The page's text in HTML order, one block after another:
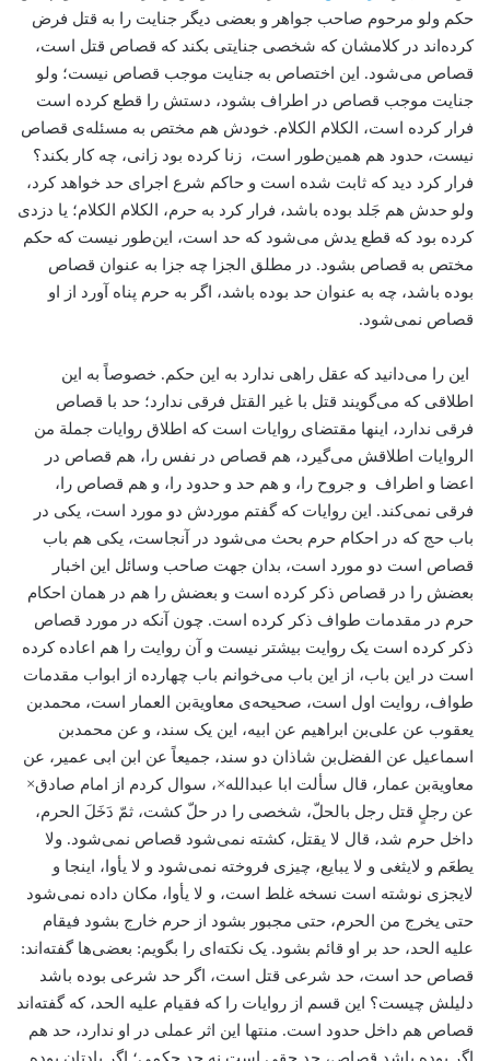
حکم ولو مرحوم صاحب جواهر و بعضی دیگر جنایت را به قتل فرض
کرده‌اند در کلامشان که شخصی جنایتی بکند که قصاص قتل است،
قصاص می‌شود. این اختصاص به جنایت موجب قصاص نیست؛ ولو
جنایت موجب قصاص در اطراف بشود، دستش را قطع کرده است
فرار کرده است، الکلام الکلام. خودش هم مختص به مسئله‌ی قصاص
نیست، حدود هم همین‌طور است، زنا کرده بود زانی، چه کار بکند؟
فرار کرد دید که ثابت شده است و حاکم شرع اجرای حد خواهد کرد،
ولو حدش هم جَلد بوده باشد، فرار کرد به حرم، الکلام الکلام؛ یا دزدی
کرده بود که قطع یدش می‌شود که حد است، این‌طور نیست که حکم
مختص به قصاص بشود. در مطلق الجزا چه جزا به عنوان قصاص
بوده باشد، چه به عنوان حد بوده باشد، اگر به حرم پناه آورد از او
قصاص نمی‌شود.
این را می‌دانید که عقل راهی ندارد به این حکم. خصوصاً به این
اطلاقی که می‌گویند قتل با غیر القتل فرقی ندارد؛ حد با قصاص
فرقی ندارد، اینها مقتضای روایات است که اطلاق روایات جملة من
الروایات اطلاقش می‌گیرد، هم قصاص در نفس را، هم قصاص در
اعضا و اطراف و جروح را، و هم حد و حدود را، و هم قصاص را،
فرقی نمی‌کند. این روایات که گفتم موردش دو مورد است، یکی در
باب حج که در احکام حرم بحث می‌شود در آنجاست، یکی هم باب
قصاص است دو مورد است، بدان جهت صاحب وسائل این اخبار
بعضش را در قصاص ذکر کرده است و بعضش را هم در همان احکام
حرم در مقدمات طواف ذکر کرده است. چون آنکه در مورد قصاص
ذکر کرده است یک روایت بیشتر نیست و آن روایت را هم اعاده کرده
است در این باب، از این باب می‌خوانم باب چهارده از ابواب مقدمات
طواف، روایت اول است، صحیحه‌ی معاویة‌بن العمار است، محمد‌بن
یعقوب عن علی‌بن ابراهیم عن ابیه، این یک سند، و عن محمد‌بن
اسماعیل عن الفضل‌بن شاذان دو سند، جمیعاً عن ابن ابی عمیر، عن
معاویة‌بن عمار، قال سألت ابا عبدالله×، سوال کردم از امام صادق×
عن رجلٍ قتل رجل بالحلّ، شخصی را در حلّ کشت، ثمّ دَخَلَ الحرم،
داخل حرم شد، قال لا یقتل، کشته نمی‌شود قصاص نمی‌شود. ولا
یطعَم و لایثغی و لا یبایع، چیزی فروخته نمی‌شود و لا یأوا، اینجا و
لایجزی نوشته است نسخه غلط است، و لا یأوا، مکان داده نمی‌شود
حتی یخرج من الحرم، حتی مجبور بشود از حرم خارج بشود فیقام
علیه الحد، حد بر او قائم بشود. یک نکته‌ای را بگویم: بعضی‌ها گفته‌اند:
قصاص حد است، حد شرعی قتل است، اگر حد شرعی بوده باشد
دلیلش چیست؟ این قسم از روایات را که فقیام علیه الحد، که گفته‌اند
قصاص هم داخل حدود است. منتها این اثر عملی در او ندارد، حد هم